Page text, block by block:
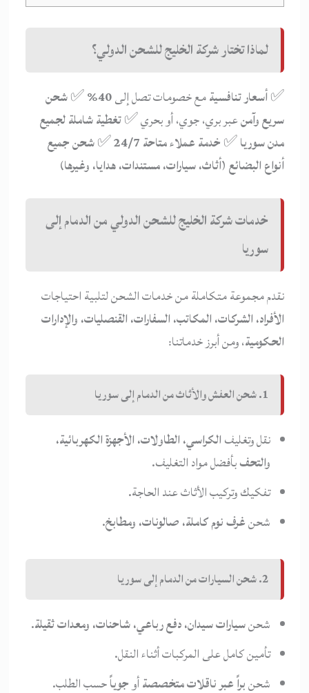
لماذا تختار شركة الخليج للشحن الدولي؟
✅أسعار تنافسيةمع خصومات تصل إلى40%
✅شحن
سريع وآمنعبر بري، جوي، أو بحري ✅تغطية شاملة لجميع
مدن سوريا✅خدمة عملاء متاحة 24/7 ✅شحن جميع
أنواع البضائع (أثاث، سيارات، مستندات، هدايا، وغيرها)
خدمات شركة الخليج للشحن الدولي من الدمام إلى
سوريا
نقدم مجموعة متكاملة من خدمات الشحن لتلبية احتياجات
الأفراد، الشركات، المكاتب، السفارات، القنصليات، والإدارات
الحكومية، ومن أبرز خدماتنا:
1. شحن العفش والأثاث من الدمام إلى سوريا
نقل وتغليفالكراسي، الطاولات، الأجهزة الكهربائية،
والتحفبأفضل مواد التغليف.
تفكيك وتركيب الأثاث عند الحاجة.
شحنغرف نوم كاملة، صالونات، ومطابخ.
2. شحن السيارات من الدمام إلى سوريا
شحنسيارات سيدان، دفع رباعي، شاحنات، ومعدات ثقيلة.
تأمين كامل على المركبات أثناء النقل.
شحنبراً عبر ناقلات متخصصةأوجوياًحسب الطلب.